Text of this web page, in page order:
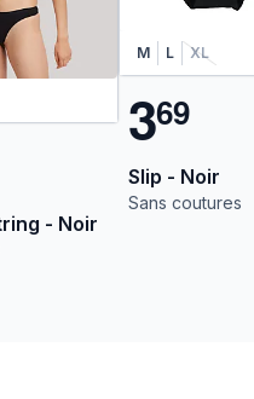
Katy String - Noir
M L XL
369
Slip - Noir
Sans coutures